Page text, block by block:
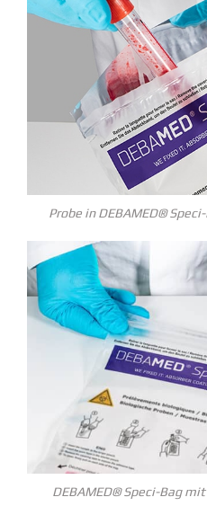
Probe in DEBAMED®
DEBAMED® Speci-Bag